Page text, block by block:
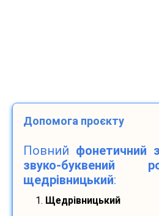
Допомога проєкту
Повний фонетичний
звуко-буквений
щедрівницький:
1. Щедрівницький